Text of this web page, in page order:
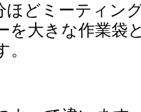
ほどミーティン
を大きな作業袋